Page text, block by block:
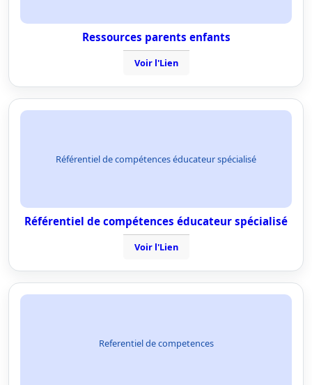
Ressources parents enfants
Voir l'Lien
Référentiel de compétences éducateur spécialisé
Référentiel de compétences éducateur spécialisé
Voir l'Lien
Referentiel de competences